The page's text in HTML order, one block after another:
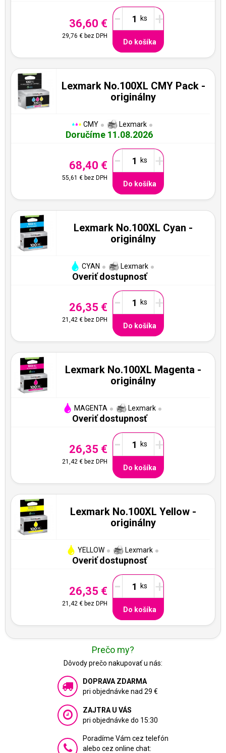
36,60 €
29,76 € bez DPH
- +
Do košíka
Lexmark No.100XL CMY Pack -
originálny
CMY Lexmark
Doručíme 11.08.2026
68,40 €
55,61 € bez DPH
- +
Do košíka
Lexmark No.100XL Cyan -
originálny
CYAN Lexmark
Overiť dostupnosť
26,35 €
21,42 € bez DPH
- +
Do košíka
Lexmark No.100XL Magenta -
originálny
MAGENTA Lexmark
Overiť dostupnosť
26,35 €
21,42 € bez DPH
- +
Do košíka
Lexmark No.100XL Yellow -
originálny
YELLOW Lexmark
Overiť dostupnosť
26,35 €
21,42 € bez DPH
- +
Do košíka
Prečo my?
Dôvody prečo nakupovať u nás:
DOPRAVA ZDARMA
pri objednávke nad 29 €
ZAJTRA U VÁS
pri objednávke do 15:30
Poradíme Vám cez telefón
alebo cez online chat: